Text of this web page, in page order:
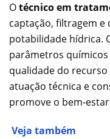
Otécnico em
captação, filtragem e
potabilidade hídrica.
parâmetros químicos
qualidade do
atuação técnica e
promove o bem-
Veja também